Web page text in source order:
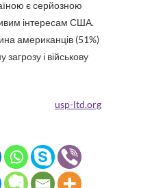
є серйозною
інтересам США.
американців (51%)
і військову
usp-ltd.org